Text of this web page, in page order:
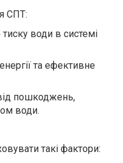
СПТ:
води в системі
та ефективне
пошкоджень,
води.
такі фактори: